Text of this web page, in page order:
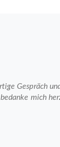
Gespräch
mich